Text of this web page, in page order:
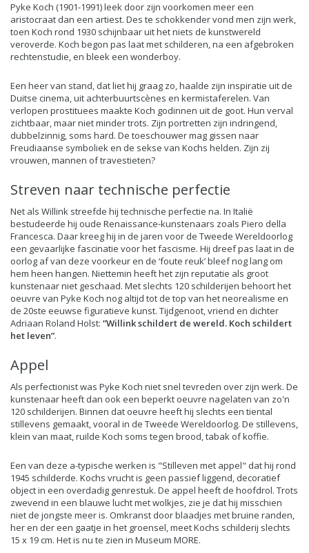
Pyke Koch (1901-1991) leek door zijn voorkomen meer een
aristocraat dan een artiest. Des te schokkender vond men zijn werk,
toen Koch rond 1930 schijnbaar uit het niets de kunstwereld
veroverde. Koch begon pas laat met schilderen, na een afgebroken
rechtenstudie, en bleek een wonderboy.
Een heer van stand, dat liet hij graag zo, haalde zijn inspiratie uit de
Duitse cinema, uit achterbuurtscènes en kermistaferelen. Van
verlopen prostituees maakte Koch godinnen uit de goot. Hun verval
zichtbaar, maar niet minder trots. Zijn portretten zijn indringend,
dubbelzinnig, soms hard. De toeschouwer mag gissen naar
Freudiaanse symboliek en de sekse van Kochs helden. Zijn zij
vrouwen, mannen of travestieten?
Streven naar technische perfectie
Net als Willink streefde hij technische perfectie na. In Italië
bestudeerde hij oude Renaissance-kunstenaars zoals Piero della
Francesca. Daar kreeg hij in de jaren voor de Tweede Wereldoorlog
een gevaarlijke fascinatie voor het fascisme. Hij dreef pas laat in de
oorlog af van deze voorkeur en de ‘foute reuk’ bleef nog lang om
hem heen hangen. Niettemin heeft het zijn reputatie als groot
kunstenaar niet geschaad. Met slechts 120 schilderijen behoort het
oeuvre van Pyke Koch nog altijd tot de top van het neorealisme en
de 20ste eeuwse figuratieve kunst. Tijdgenoot, vriend en dichter
Adriaan Roland Holst: ”Willink schildert de wereld. Koch schildert
het leven”.
Appel
Als perfectionist was Pyke Koch niet snel tevreden over zijn werk. De
kunstenaar heeft dan ook een beperkt oeuvre nagelaten van zo'n
120 schilderijen. Binnen dat oeuvre heeft hij slechts een tiental
stillevens gemaakt, vooral in de Tweede Wereldoorlog. De stillevens,
klein van maat, ruilde Koch soms tegen brood, tabak of koffie.
Een van deze a-typische werken is "Stilleven met appel" dat hij rond
1945 schilderde. Kochs vrucht is geen passief liggend, decoratief
object in een overdadig genrestuk. De appel heeft de hoofdrol. Trots
zwevend in een blauwe lucht met wolkjes, zie je dat hij misschien
niet de jongste meer is. Omkranst door blaadjes met bruine randen,
her en der een gaatje in het groensel, meet Kochs schilderij slechts
15 x 19 cm. Het is nu te zien in Museum MORE.